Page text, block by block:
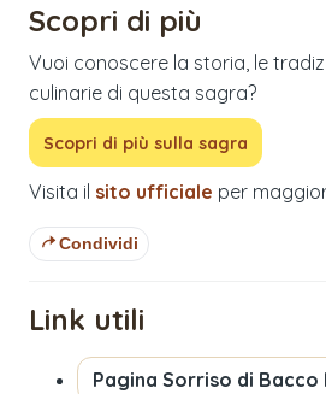
Scopri di più
Vuoi conoscere la storia, le
culinarie di questa sagra?
Scopri di più sulla sagra
Visita il sito ufficiale per
Condividi
Link utili
Pagina Sorriso di Bacco